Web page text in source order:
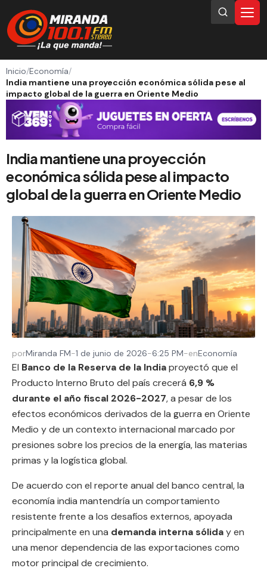
Inicio/Economía/
India mantiene una proyección económica sólida pese al
impacto global de la guerra en Oriente Medio
India mantiene una proyección
económica sólida pese al impacto
global de la guerra en Oriente Medio
porMiranda FM-1 de junio de 2026-6:25 PM-enEconomía
El Banco de la Reserva de la Indiaproyectó que el
Producto Interno Bruto del país crecerá 6,9 %
durante el año fiscal 2026-2027, a pesar de los
efectos económicos derivados de la guerra en Oriente
Medio y de un contexto internacional marcado por
presiones sobre los precios de la energía, las materias
primas y la logística global.
De acuerdo con el reporte anual del banco central, la
economía india mantendría un comportamiento
resistente frente a los desafíos externos, apoyada
principalmente en una demanda interna sóliday en
una menor dependencia de las exportaciones como
motor principal de crecimiento.